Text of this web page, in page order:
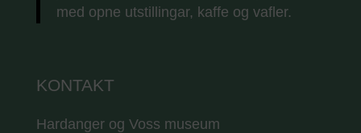
med opne utstillingar, kaffe og vafler.
KONTAKT
Hardanger og Voss museum